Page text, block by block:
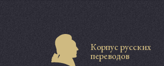
Корпус русских
переводов